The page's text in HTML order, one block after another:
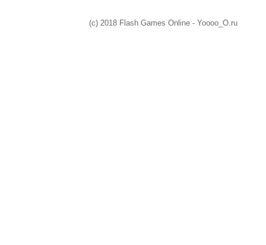
(c) 2018 Flash Games Online - Yoooo_O.ru